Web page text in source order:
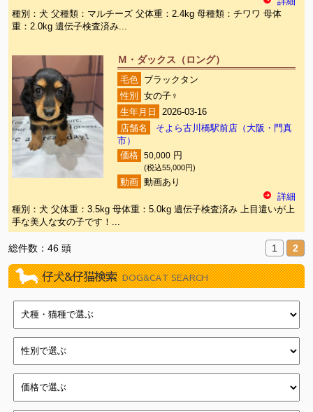
種別：犬 父種類：マルチーズ 父体重：2.4kg 母種類：チワワ 母体
重：2.0kg 遺伝子検査済み...
Ｍ・ダックス（ロング）
毛色
ブラックタン
性別
女の子♀
生年月日
2026-03-16
店舗名
そよら古川橋駅前店（大阪・門真
市）
価格 50,000 円
(税込55,000円)
動画
動画あり
詳細
種別：犬 父体重：3.5kg 母体重：5.0kg 遺伝子検査済み 上目遣いが上
手な美人な女の子です！...
総件数：46 頭 1 2
仔犬&仔猫検索 DOG&CAT SEARCH